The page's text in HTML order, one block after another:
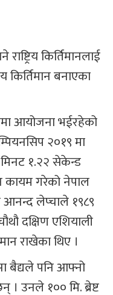
किर्तिमानलाई
किर्तिमान बनाएका
आयोजना भईरहेको
२०१९ मा
१.२२ सेकेन्ड
कायम गरेको नेपाल
लेप्चाले १९८९
दक्षिण एशियाली
राखेका थिए ।
बैद्यले पनि आफ्नो
। उनले १०० मि. ब्रेष्ट